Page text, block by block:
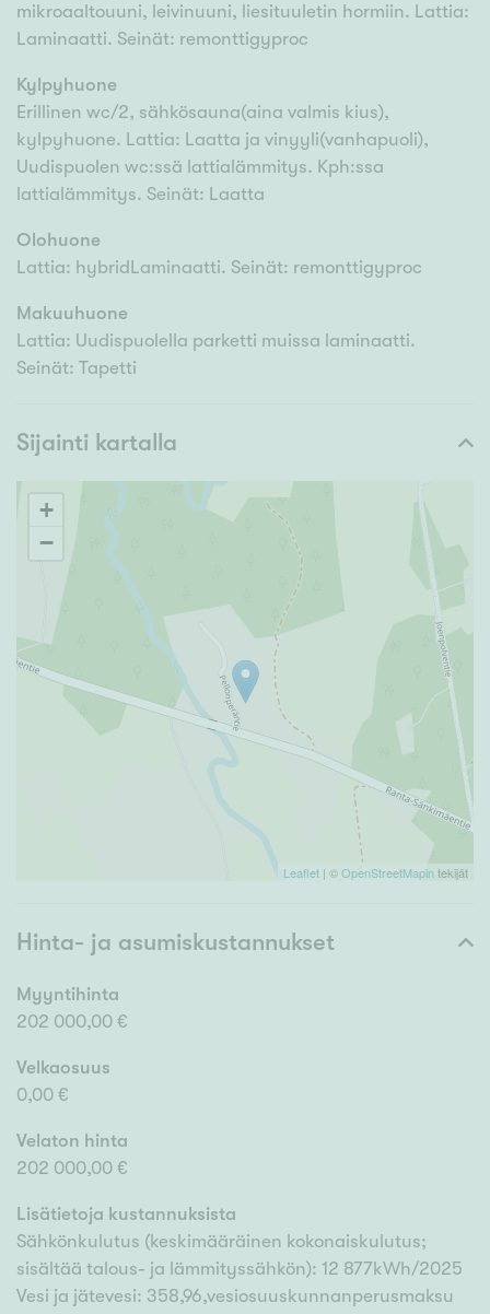
mikroaaltouuni, leivinuuni, liesituuletin hormiin. Lattia:
Laminaatti. Seinät: remonttigyproc
Kylpyhuone
Erillinen wc/2, sähkösauna(aina valmis kius),
kylpyhuone. Lattia: Laatta ja vinyyli(vanhapuoli),
Uudispuolen wc:ssä lattialämmitys. Kph:ssa
lattialämmitys. Seinät: Laatta
Olohuone
Lattia: hybridLaminaatti. Seinät: remonttigyproc
Makuuhuone
Lattia: Uudispuolella parketti muissa laminaatti.
Seinät: Tapetti
Sijainti kartalla
+
−
Leaflet | ©OpenStreetMapintekijät
Hinta- ja asumiskustannukset
Myyntihinta
202 000,00 €
Velkaosuus
0,00 €
Velaton hinta
202 000,00 €
Lisätietoja kustannuksista
Sähkönkulutus (keskimääräinen kokonaiskulutus;
sisältää talous- ja lämmityssähkön): 12 877kWh/2025
Vesi ja jätevesi: 358,96,vesiosuuskunnanperusmaksu